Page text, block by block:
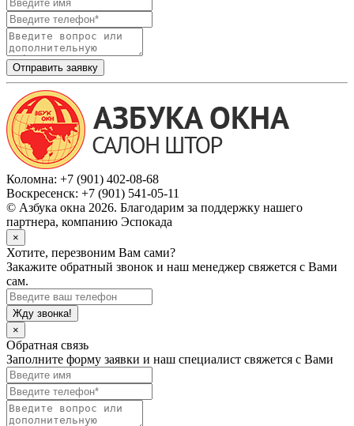
Отправить заявку
Коломна: +7 (901) 402-08-68
Воскресенск: +7 (901) 541-05-11
© Азбука окна 2026. Благодарим за поддержку нашего
партнера, компанию Эспокада
×
Хотите, перезвоним Вам сами?
Закажите обратный звонок и наш менеджер свяжется с Вами
сам.
×
Обратная связь
Заполните форму заявки и наш специалист свяжется с Вами